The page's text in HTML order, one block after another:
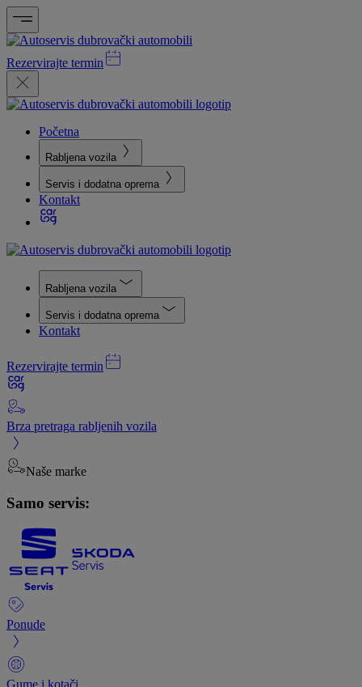
Rezervirajte termin
Početna
Rabljena vozila
Servis i dodatna oprema
Kontakt
Rabljena vozila
Servis i dodatna oprema
Kontakt
Rezervirajte termin
Brza pretraga rabljenih vozila
Naše marke
Samo servis:
Ponude